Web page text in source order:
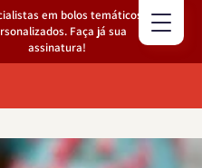
em bolos temáticos
Faça já sua
assinatura!